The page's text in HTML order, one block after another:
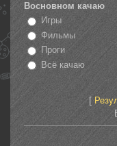
Восновном качаю
Игры
Фильмы
Проги
Всё качаю
[